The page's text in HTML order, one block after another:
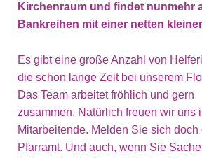
Kirchenraum und findet nunmehr
Bankreihen mit einer netten
Es gibt eine große Anzahl von
die schon lange Zeit bei unserem
Das Team arbeitet fröhlich und gern
zusammen. Natürlich freuen wir uns
Mitarbeitende. Melden Sie sich doch
Pfarramt. Und auch, wenn Sie